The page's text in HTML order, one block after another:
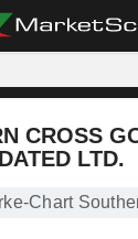
CROSS
LTD.
Chart